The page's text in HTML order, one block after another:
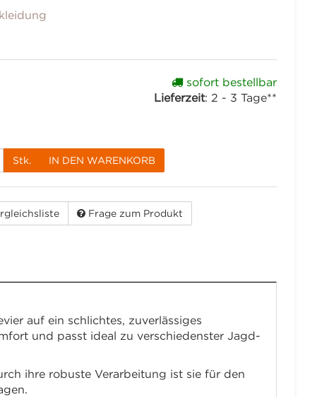
sofort bestellbar
Lieferzeit: 2 - 3 Tage**
Stk. IN DEN WARENKORB
Frage zum Produkt
auf ein schlichtes, zuverlässiges
und passt ideal zu verschiedenster Jagd-
ihre robuste Verarbeitung ist sie für den